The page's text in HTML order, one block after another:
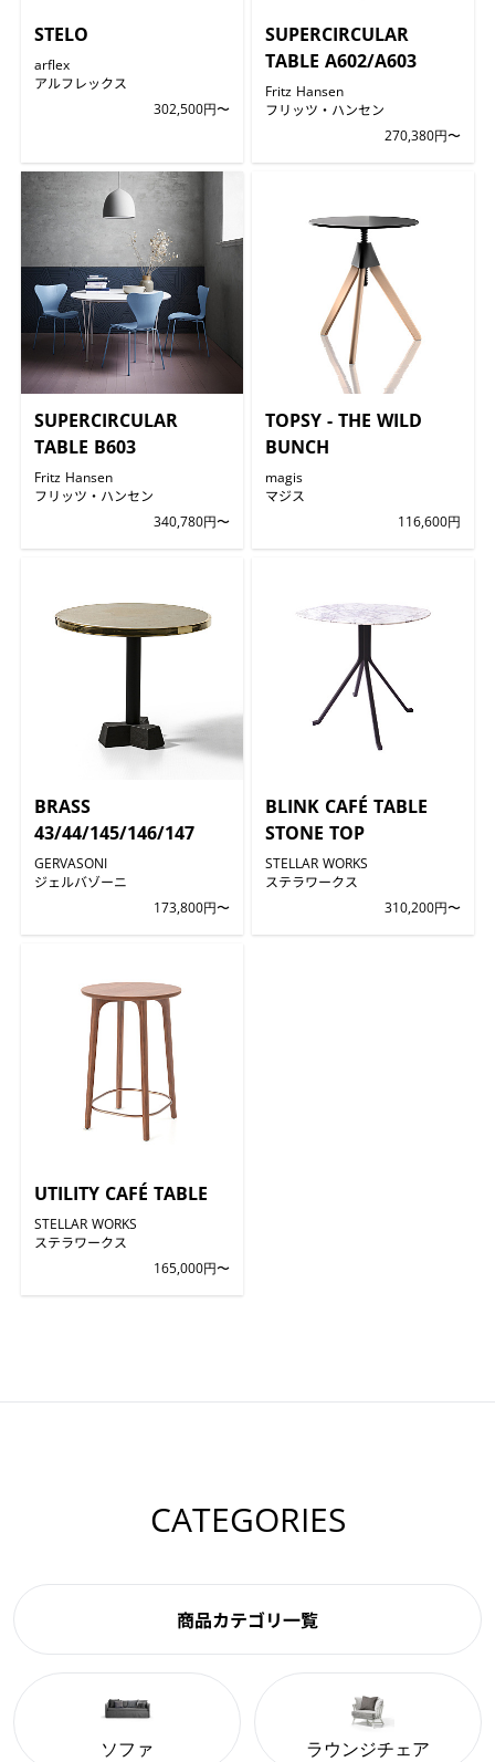
STELO
arflex
アルフレックス
302,500円〜
SUPERCIRCULAR
TABLE A602/A603
Fritz Hansen
フリッツ・ハンセン
270,380円〜
SUPERCIRCULAR
TABLE B603
Fritz Hansen
フリッツ・ハンセン
340,780円〜
TOPSY - THE WILD
BUNCH
magis
マジス
116,600円
BRASS
43/44/145/146/147
GERVASONI
ジェルバゾーニ
173,800円〜
BLINK CAFÉ TABLE
STONE TOP
STELLAR WORKS
ステラワークス
310,200円〜
UTILITY CAFÉ TABLE
STELLAR WORKS
ステラワークス
165,000円〜
CATEGORIES
商品カテゴリ一覧
ソファ ラウンジチェア